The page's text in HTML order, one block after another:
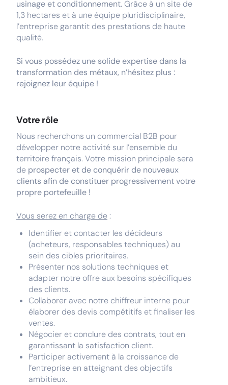
usinage et conditionnement. Grâce à un site de
1,3 hectares et à une équipe pluridisciplinaire,
l’entreprise garantit des prestations de haute
qualité.
Si vous possédez une solide expertise dans la
transformation des métaux, n’hésitez plus :
rejoignez leur équipe !
Votre rôle
Nous recherchons un commercial B2B pour
développer notre activité sur l’ensemble du
territoire français. Votre mission principale sera
de prospecter et de conquérir de nouveaux
clients afin de constituer progressivement votre
propre portefeuille !
Vous serez en charge de:
Identifier et contacter les décideurs
(acheteurs, responsables techniques) au
sein des cibles prioritaires.
Présenter nos solutions techniques et
adapter notre offre aux besoins spécifiques
des clients.
Collaborer avec notre chiffreur interne pour
élaborer des devis compétitifs et finaliser les
ventes.
Négocier et conclure des contrats, tout en
garantissant la satisfaction client.
Participer activement à la croissance de
l’entreprise en atteignant des objectifs
ambitieux.